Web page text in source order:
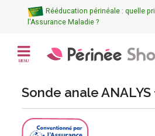
Rééducation périnéale : quelle
l'Assurance Maladie ?
MENU
Sonde anale ANALYS